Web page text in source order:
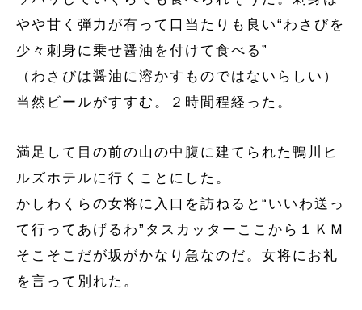
やや甘く弾力が有って口当たりも良い“わさびを
少々刺身に乗せ醤油を付けて食べる”
（わさびは醤油に溶かすものではないらしい）
当然ビールがすすむ。２時間程経った。
満足して目の前の山の中腹に建てられた鴨川ヒ
ルズホテルに行くことにした。
かしわくらの女将に入口を訪ねると“いいわ送っ
て行ってあげるわ”タスカッターここから１ＫＭ
そこそこだが坂がかなり急なのだ。女将にお礼
を言って別れた。